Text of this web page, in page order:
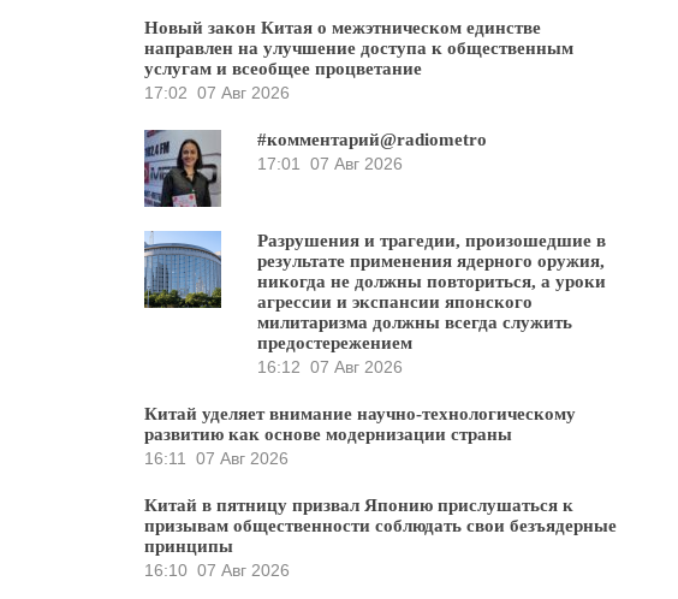
Новый закон Китая о межэтническом единстве
направлен на улучшение доступа к общественным
услугам и всеобщее процветание
17:02 07 Авг 2026
#комментарий@radiometro
17:01
07 Авг 2026
Разрушения и трагедии, произошедшие в
результате применения ядерного оружия,
никогда не должны повториться, а уроки
агрессии и экспансии японского
милитаризма должны всегда служить
предостережением
16:12 07 Авг 2026
Китай уделяет внимание научно-технологическому
развитию как основе модернизации страны
16:11
07 Авг 2026
Китай в пятницу призвал Японию прислушаться к
призывам общественности соблюдать свои безъядерные
принципы
16:10 07 Авг 2026